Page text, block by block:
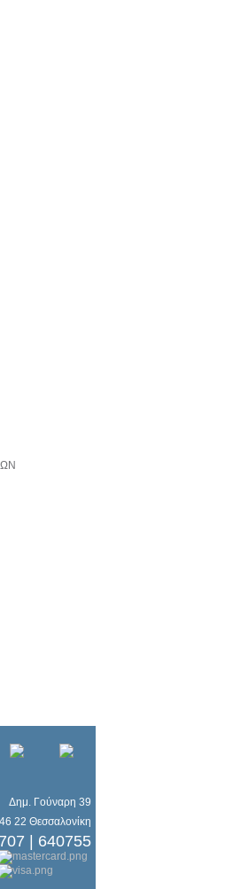
Δημ. Γούναρη 39
22 Θεσσαλονίκη
| 640755